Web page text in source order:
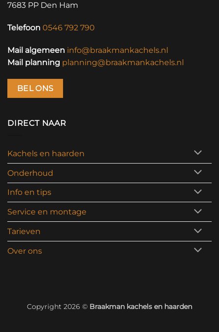
7683 PP Den Ham
Telefoon 0546 792 790
Mail algemeen info@braakmankachels.nl
Mail planning planning@braakmankachels.nl
BEL ONS
DIRECT NAAR
Kachels en haarden
Onderhoud
Info en tips
Service en montage
Tarieven
Over ons
Copyright 2026 © Braakman kachels en haarden